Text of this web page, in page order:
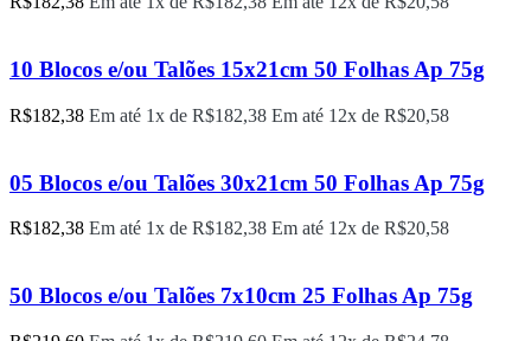
10 Blocos e/ou Talões 15x21cm 50 Folhas Ap 75g
R$182,38 Em até 1x de R$182,38 Em até 12x de R$20,58
05 Blocos e/ou Talões 30x21cm 50 Folhas Ap 75g
R$182,38 Em até 1x de R$182,38 Em até 12x de R$20,58
50 Blocos e/ou Talões 7x10cm 25 Folhas Ap 75g